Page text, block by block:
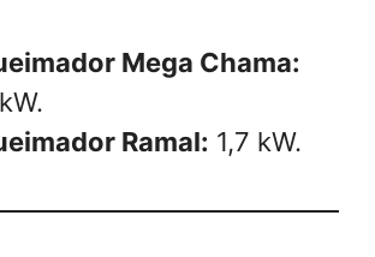
Mega Chama:
Ramal: 1,7 kW.